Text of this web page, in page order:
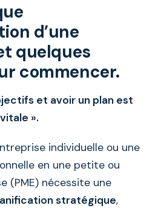
d’une
quelques
commencer.
et avoir un plan est
».
individuelle ou une
en une petite ou
(PME) nécessite une
stratégique,